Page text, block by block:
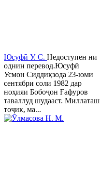
Юсуфӣ У. C. Недоступен ни
однин перевод.Юсуфӣ
Усмон Сиддиқзода 23-юми
сентябри соли 1982 дар
ноҳияи Бобоҷон Ғафуров
таваллуд шудааст. Миллаташ
тоҷик, ма...